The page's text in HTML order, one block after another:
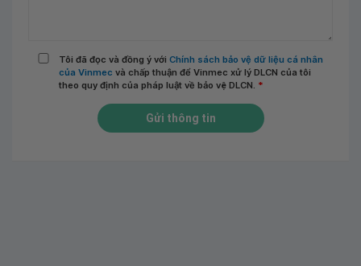
Tôi đã đọc và đồng ý với Chính sách bảo vệ dữ liệu cá nhân
của Vinmec và chấp thuận để Vinmec xử lý DLCN của tôi
theo quy định của pháp luật về bảo vệ DLCN. *
Gửi thông tin